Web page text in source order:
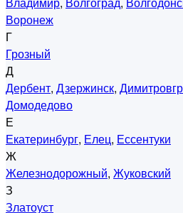
Воронеж
Г
Грозный
Д
Дербент, Дзержинск,
Домодедово
Е
Екатеринбург, Елец, Ессентуки
Ж
Железнодорожный, Жуковский
З
Златоуст